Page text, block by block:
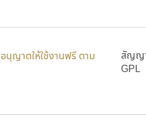
อนุญาตให้ใช้งานฟรี ตาม
สัญญ
GPL